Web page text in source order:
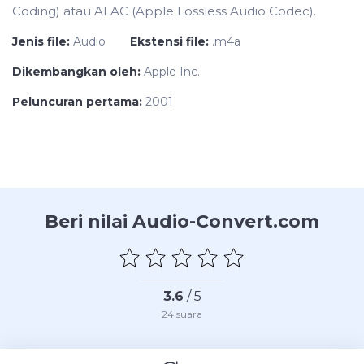
Coding) atau ALAC (Apple Lossless Audio Codec).
Jenis file: Audio Ekstensi file: .m4a
Dikembangkan oleh: Apple Inc.
Peluncuran pertama: 2001
Beri nilai Audio-Convert.com
3.6 / 5
24 suara